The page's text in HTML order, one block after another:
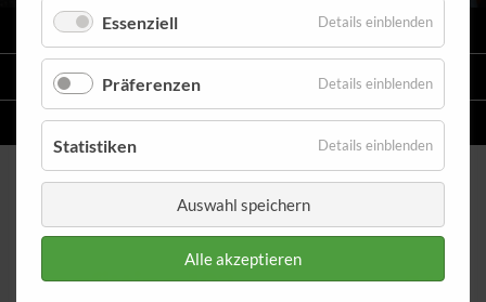
VARIO
STAHLFLEX -LEITUNGSKITS FÜR MOTORRÄDER
EINZELLEITUNGENNACH MASS
Ringfitting 102 Ø 11,2
Essenziell Details einblenden
Präferenzen Details einblenden
Statistiken Details einblenden
Auswahl speichern
Alle akzeptieren
Verteiler
Katalog